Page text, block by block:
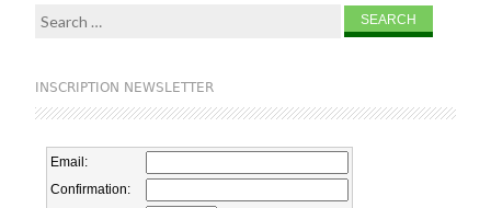
Search for:
INSCRIPTION NEWSLETTER